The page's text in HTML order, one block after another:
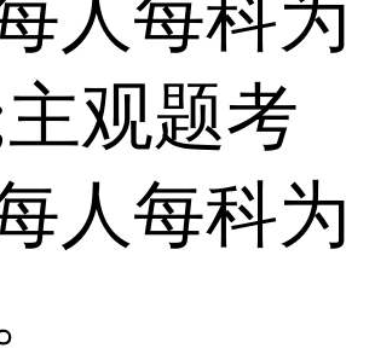
人每科为
观题考
人每科为